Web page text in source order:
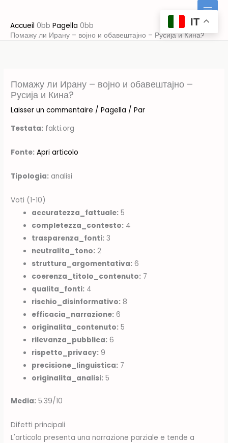
contenu
Accueil
Pagella
Помажу ли Ирану – војно и обавештајно – Русија и Кина?
Помажу ли Ирану – војно и обавештајно –
Русија и Кина?
Laisser un commentaire /Pagella / Par
Testata: fakti.org
Fonte: Apri articolo
Tipologia: analisi
Voti (1-10)
accuratezza_fattuale: 5
completezza_contesto: 4
trasparenza_fonti: 3
neutralita_tono: 2
struttura_argomentativa: 6
coerenza_titolo_contenuto: 7
qualita_fonti: 4
rischio_disinformativo: 8
efficacia_narrazione: 6
originalita_contenuto: 5
rilevanza_pubblica: 6
rispetto_privacy: 9
precisione_linguistica: 7
originalita_analisi: 5
Media: 5.39/10
Difetti principali
L'articolo presenta una narrazione parziale e tende a
IT